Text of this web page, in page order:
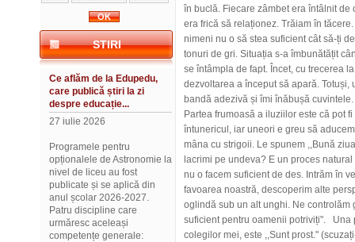
STIRI
Ce aflăm de la Edupedu,
care publică știri la zi
despre educație...
27 iulie 2026
Programele pentru
opționalele de Astronomie la
nivel de liceu au fost
publicate și se aplică din
anul școlar 2026-2027.
Patru discipline care
urmăresc aceleași
competențe generale:
în buclă. Fiecare zâmbet era întâlnit
era frică să relaționez. Trăiam în
nimeni nu o să stea suficient cât să-ți
tonuri de gri. Situația s-a îmbunătățit
se întâmpla de fapt. Încet, cu trecerea
dezvoltarea a început să apară.
bandă adezivă și îmi înăbușă cuvintele.
Partea frumoasă a iluziilor este că pot
întunericul, iar uneori e greu să
mâna cu strigoii. Le spunem ,,Bună
lacrimi pe undeva? E un proces
nu o facem suficient de des. Intrăm în
favoarea noastră, descoperim alte
oglindă sub un alt unghi. Ne controlăm
suficient pentru oamenii potriviți". Una
colegilor mei, este ,,Sunt prost."